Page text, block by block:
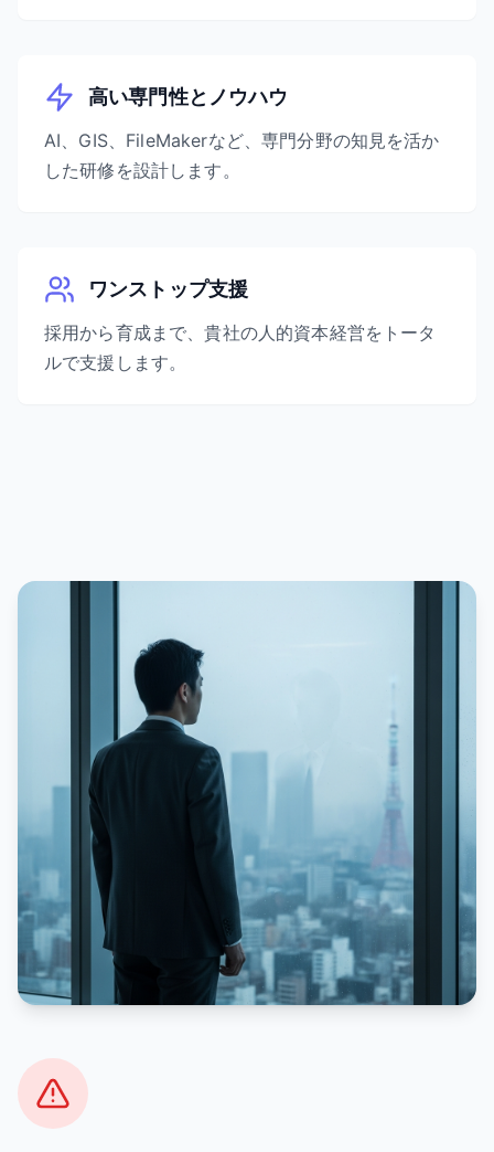
高い専門性とノウハウ
AI、GIS、FileMakerなど、専門分野の知見を活か
した研修を設計します。
ワンストップ支援
採用から育成まで、貴社の人的資本経営をトータ
ルで支援します。